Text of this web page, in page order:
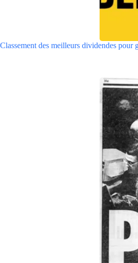
Classement des meilleurs dividendes pour